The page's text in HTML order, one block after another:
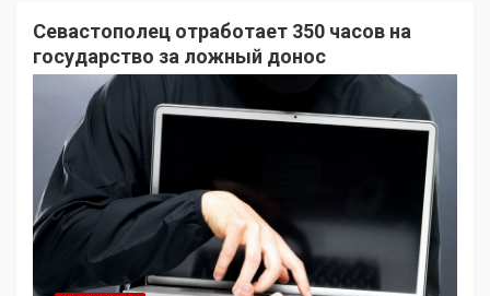
Севастополец отработает 350 часов на
государство за ложный донос